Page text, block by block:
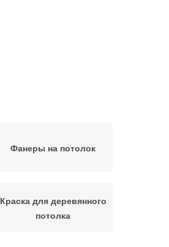
Фанеры на потолок
Краска для деревянного
потолка